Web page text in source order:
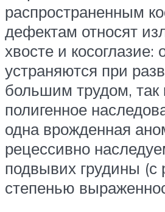
распространенным
дефектам относят
хвосте и косоглазие:
устраняются при
большим трудом, так
полигенное
одна врожденная
рецессивно
подвывих грудины (с
степенью